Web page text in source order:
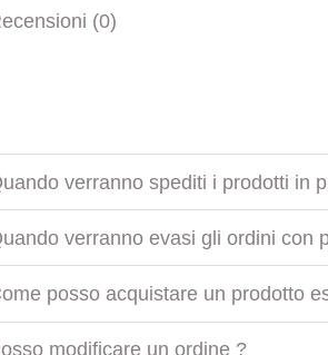
(0)
verranno spediti i prodotti in
verranno evasi gli ordini con
posso acquistare un prodotto
modificare un ordine ?